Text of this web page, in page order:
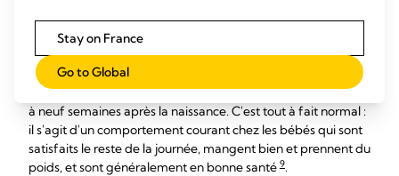
l'espace de quelques heures, il s'agit de « tétées
frénétiques »6. Elles ont souvent lieu le soir entre 18 h et 22 h,
ce qui correspond au moment où de nombreux bébés sont
perturbés et veulent être beaucoup portés. Les mamans
rapportent souvent que cette situation a lieu pendant deux
à neuf semaines après la naissance. C'est tout à fait normal :
il s'agit d'un comportement courant chez les bébés qui sont
satisfaits le reste de la journée, mangent bien et prennent du
poids, et sont généralement en bonne santé 9.
Stay on France
Go to Global